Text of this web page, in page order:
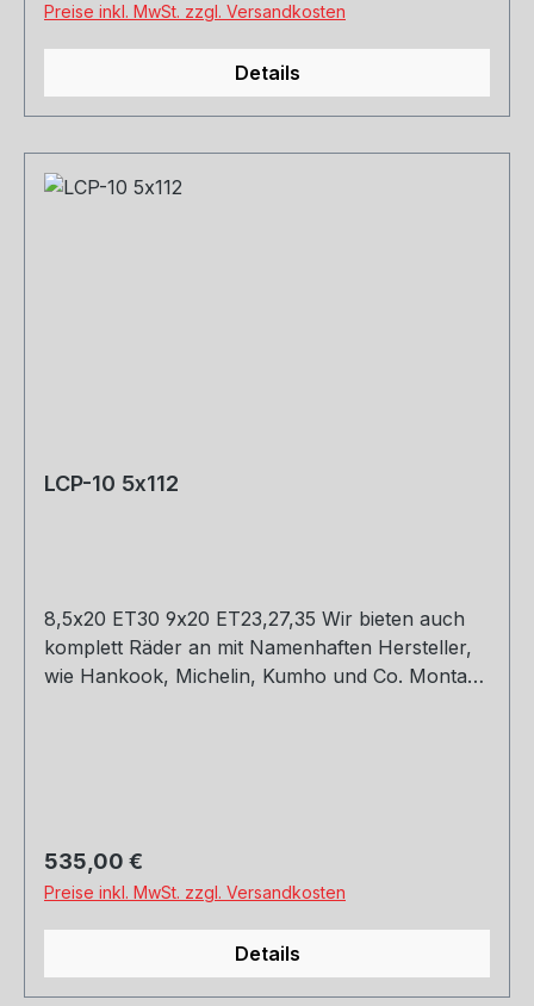
Preise inkl. MwSt. zzgl. Versandkosten
Details
LCP-10 5x112
8,5x20 ET30 9x20 ET23,27,35 Wir bieten auch
komplett Räder an mit Namenhaften Hersteller,
wie Hankook, Michelin, Kumho und Co. Montage
Regulärer Preis:
535,00 €
Preise inkl. MwSt. zzgl. Versandkosten
Details